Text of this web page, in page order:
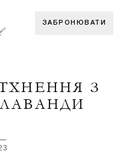
ЗАБРОНЮВАТИ
З